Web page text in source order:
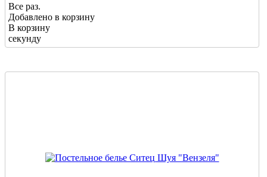
Все раз.
Добавлено в корзину
В корзину
секунду